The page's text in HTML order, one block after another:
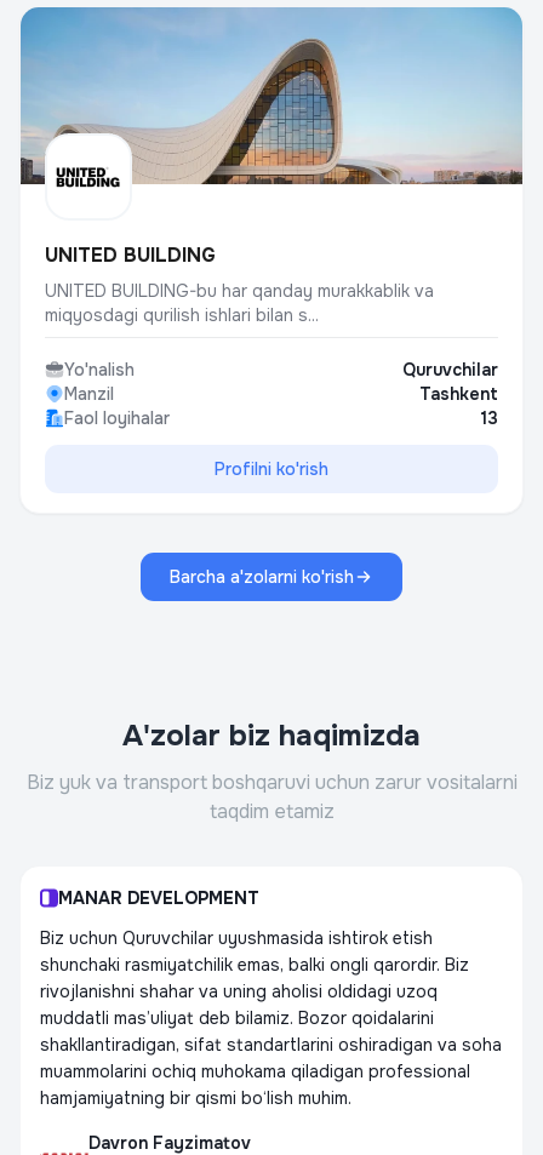
UNITED BUILDING
UNITED BUILDING-bu har qanday murakkablik va
miqyosdagi qurilish ishlari bilan s...
Yo'nalish
Quruvchilar
Manzil
Tashkent
Faol loyihalar
13
Profilni ko'rish
Barcha a'zolarni ko'rish
A'zolar biz haqimizda
Biz yuk va transport boshqaruvi uchun zarur vositalarni
taqdim etamiz
MANAR DEVELOPMENT
Biz uchun Quruvchilar uyushmasida ishtirok etish
shunchaki rasmiyatchilik emas, balki ongli qarordir. Biz
rivojlanishni shahar va uning aholisi oldidagi uzoq
muddatli mas’uliyat deb bilamiz. Bozor qoidalarini
shakllantiradigan, sifat standartlarini oshiradigan va soha
muammolarini ochiq muhokama qiladigan professional
hamjamiyatning bir qismi bo‘lish muhim.
Davron Fayzimatov